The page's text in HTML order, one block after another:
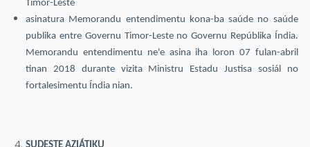
Timor-Leste
asinatura Memorandu entendimentu kona-ba saúde no saúde
publika entre Governu Timor-Leste no Governu Repúblika Índia.
Memorandu entendimentu ne'e asina iha loron 07 fulan-abril
tinan 2018 durante vizita Ministru Estadu Justisa sosiál no
fortalesimentu Índia nian.